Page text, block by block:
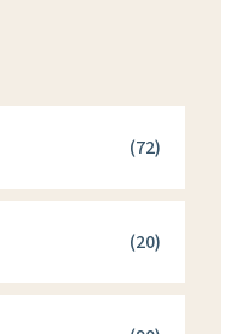
(72)
(20)